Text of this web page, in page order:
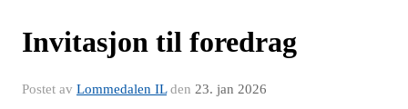
Invitasjon til foredrag
Postet av Lommedalen ILden 23. jan 2026